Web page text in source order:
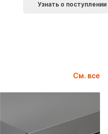
Узнать о поступлении
См. все